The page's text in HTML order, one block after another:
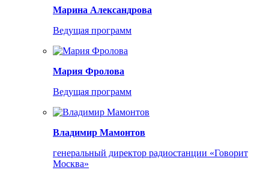
Марина Александрова
Ведущая программ
Мария Фролова
Ведущая программ
Владимир Мамонтов
генеральный директор радиостанции «Говорит
Москва»